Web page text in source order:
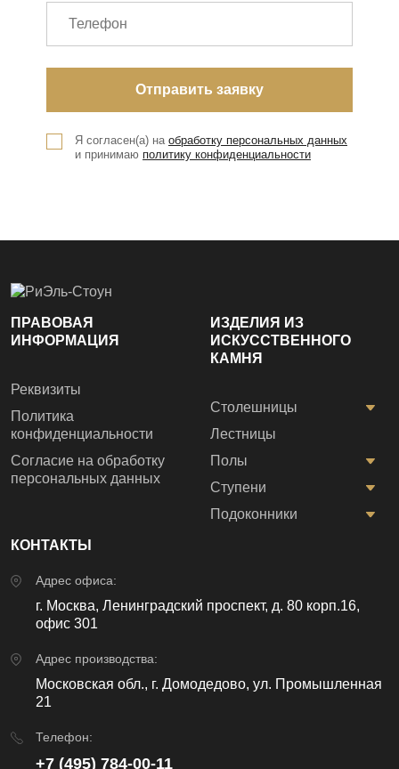
Я согласен(а) на обработку персональных данных
и принимаю политику конфиденциальности
ПРАВОВАЯ
ИНФОРМАЦИЯ
Реквизиты
Политика
конфиденциальности
Согласие на обработку
персональных данных
ИЗДЕЛИЯ ИЗ
ИСКУССТВЕННОГО
КАМНЯ
Столешницы
Лестницы
Полы
Ступени
Подоконники
КОНТАКТЫ
Адрес офиса:
г. Москва, Ленинградский проспект, д. 80 корп.16,
офис 301
Адрес производства:
Московская обл., г. Домодедово, ул. Промышленная
21
Телефон:
+7 (495) 784-00-11